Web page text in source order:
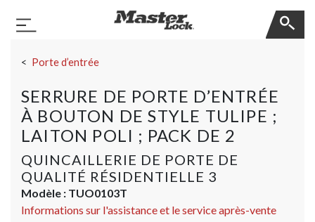
Basculer la navigation
Porte d’entrée
SERRURE DE PORTE D’ENTRÉE
À BOUTON DE STYLE TULIPE ;
LAITON POLI ; PACK DE 2
QUINCAILLERIE DE PORTE DE
QUALITÉ RÉSIDENTIELLE 3
Modèle : TUO0103T
Informations sur l'assistance et le service après-vente